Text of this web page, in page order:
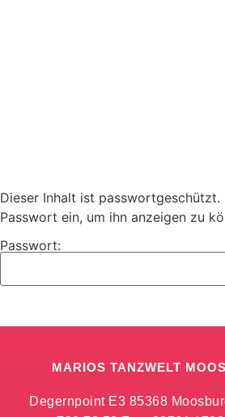
Dieser Inhalt ist
Passwort ein, um ihn anzeigen zu
Passwort:
MARIOS TANZWELT
Degernpoint E3 85368